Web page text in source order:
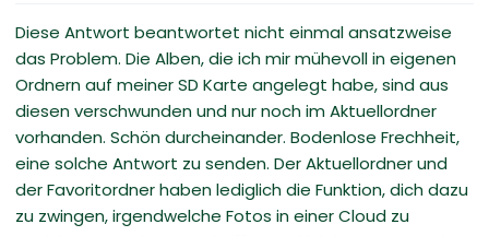
Diese Antwort beantwortet nicht einmal ansatzweise
das Problem. Die Alben, die ich mir mühevoll in eigenen
Ordnern auf meiner SD Karte angelegt habe, sind aus
diesen verschwunden und nur noch im Aktuellordner
vorhanden. Schön durcheinander. Bodenlose Frechheit,
eine solche Antwort zu senden. Der Aktuellordner und
der Favoritordner haben lediglich die Funktion, dich dazu
zu zwingen, irgendwelche Fotos in einer Cloud zu